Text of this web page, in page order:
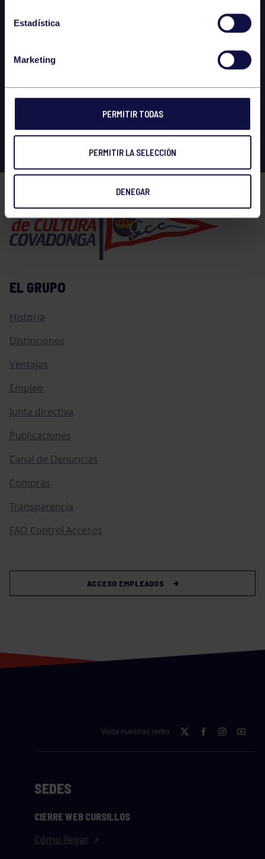
Estadística
Marketing
PERMITIR TODAS
PERMITIR LA SELECCIÓN
DENEGAR
EL GRUPO
Historia
Distinciones
Ventajas
Empleo
Junta directiva
Publicaciones
Canal de Denuncias
Compras
Transparencia
FAQ Control Accesos
ACCESO EMPLEADOS
Visita nuestras redes
SEDES
CIERRE WEB CURSILLOS
Cómo llegar